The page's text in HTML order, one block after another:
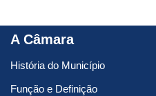
A Câmara
História do Município
Função e Definição